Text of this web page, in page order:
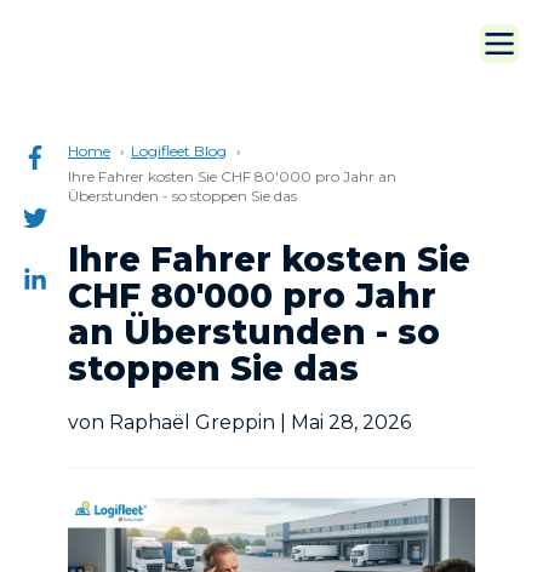
Home
Logifleet Blog
Ihre Fahrer kosten Sie CHF 80'000 pro Jahr an
Überstunden - so stoppen Sie das
Ihre Fahrer kosten Sie
CHF 80'000 pro Jahr
an Überstunden - so
stoppen Sie das
von Raphaël Greppin | Mai 28, 2026